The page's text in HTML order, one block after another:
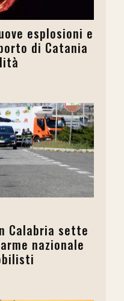
esplosioni e
di Catania
Calabria sette
nazionale